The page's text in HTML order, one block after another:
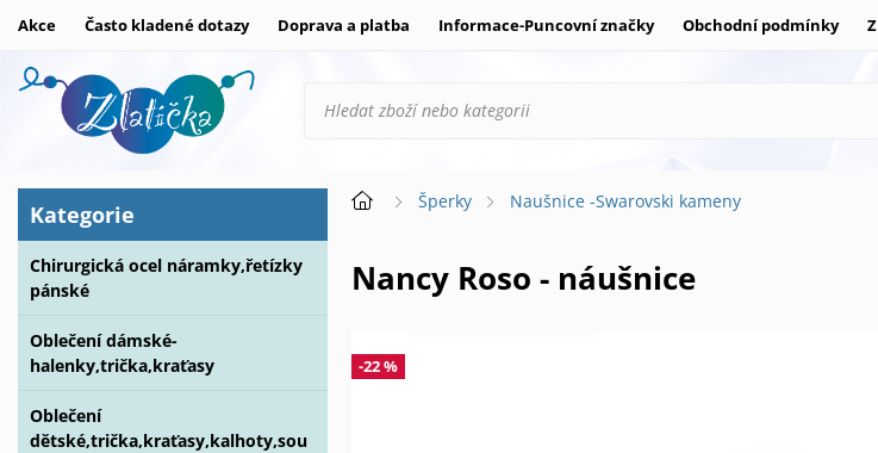
Akce Často kladené dotazy Doprava a platba Informace-Puncovní značky Obchodní podmínky
Kategorie
Chirurgická ocel náramky,řetízky
pánské
Oblečení dámské-
halenky,trička,kraťasy
Oblečení
dětské,trička,kraťasy,kalhoty,sou
Šperky Naušnice -Swarovski kameny
Nancy Roso - náušnice
-22 %